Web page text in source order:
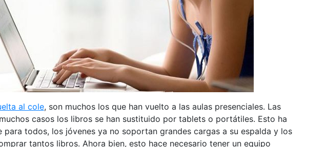
al cole, son muchos los que han vuelto a las aulas presenciales. Las
casos los libros se han sustituido por tablets o portátiles. Esto ha
para todos, los jóvenes ya no soportan grandes cargas a su espalda y los
tantos libros. Ahora bien, esto hace necesario tener un equipo